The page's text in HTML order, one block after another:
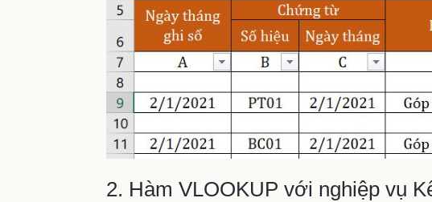
2. Hàm VLOOKUP với nghiệp vụ